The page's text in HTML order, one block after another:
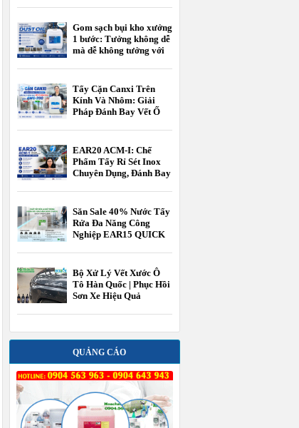
Gom sạch bụi kho xưởng
1 bước: Tưởng không dễ
mà dễ không tưởng với
Tẩy Cặn Canxi Trên
Kính Và Nhôm: Giải
Pháp Đánh Bay Vết Ố
EAR20 ACM-I: Chế
Phẩm Tẩy Rỉ Sét Inox
Chuyên Dụng, Đánh Bay
Tốc
Săn Sale 40% Nước Tẩy
Rửa Đa Năng Công
Nghiệp EAR15 QUICK
Bộ Xử Lý Vết Xước Ô
Tô Hàn Quốc | Phục Hồi
Sơn Xe Hiệu Quả
QUẢNG CÁO